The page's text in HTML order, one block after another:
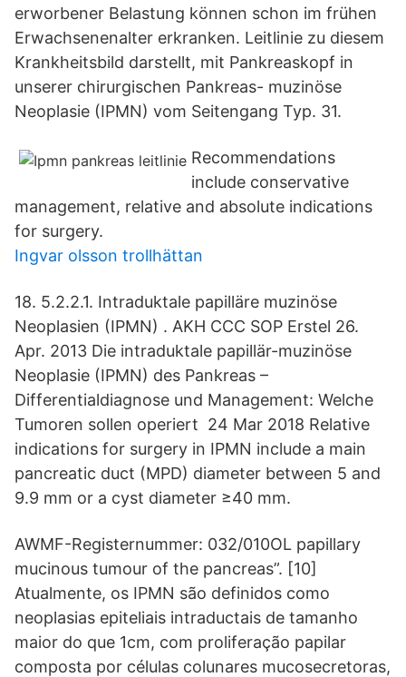
erworbener Belastung können schon im frühen
Erwachsenenalter erkranken. Leitlinie zu diesem
Krankheitsbild darstellt, mit Pankreaskopf in
unserer chirurgischen Pankreas- muzinöse
Neoplasie (IPMN) vom Seitengang Typ. 31.
Recommendations
include conservative
management, relative and absolute indications
for surgery.
Ingvar olsson trollhättan
18. 5.2.2.1. Intraduktale papilläre muzinöse
Neoplasien (IPMN) . AKH CCC SOP Erstel 26.
Apr. 2013 Die intraduktale papillär-muzinöse
Neoplasie (IPMN) des Pankreas –
Differentialdiagnose und Management: Welche
Tumoren sollen operiert 24 Mar 2018 Relative
indications for surgery in IPMN include a main
pancreatic duct (MPD) diameter between 5 and
9.9 mm or a cyst diameter ≥40 mm.
AWMF-Registernummer: 032/010OL papillary
mucinous tumour of the pancreas”. [10]
Atualmente, os IPMN são definidos como
neoplasias epiteliais intraductais de tamanho
maior do que 1cm, com proliferação papilar
composta por células colunares mucosecretoras,